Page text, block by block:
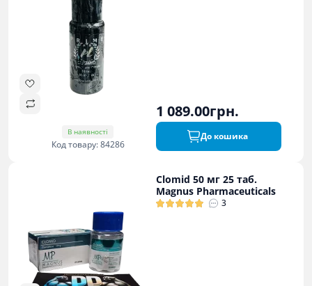
В наявності
Код товару: 84286
1 089.00грн.
До кошика
Clomid 50 мг 25 таб.
Magnus Pharmaceuticals
3